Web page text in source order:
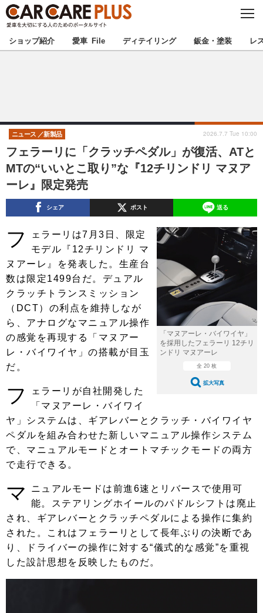
C
S
E
★カーケアプラス認定★ 厳選プロショップを地域から探す
甲信越 北陸
東海 関西
中国
九州 沖縄
注目の記事
ショップレポート 愛車 File
自動車豆知識 ストップ！不具合修理＆粗悪修理
鈑金・塗装
ディテイリング
ディテイリング 洗車
ヘッドライト磨き コーティング
フィルム・ラッピング
鈑金・塗装
小キズ直し 防錆
特集記事
ストップ 不具合修理＆粗悪修理
カーメーカー「旧車」関連プロジェ
クト
ショップ紹介
プロショップ検索
レストア
カーメーカー「旧車」関連プロジ
ェクト
コラム
イベント
イベント告知 イベントレポート
ショップ紹介 愛車 File ディテイリング 鈑金・塗装 レ
フェラーリに「クラッチペダル」が復活、ATと
MTの“いいとこ取り”な『12チリンドリ マヌア
ーレ』限定発売
ニュース 新製品 2026.7.7 Tue 10:00
シェア ポスト 送る
「マヌアーレ・バイワイヤ」
を採用したフェラーリ 12チリ
ンドリ マヌアーレ
全 20 枚
拡大写真
フ
ェラーリは7月3日、限定
モデル『12チリンドリ マ
ヌアーレ』を発表した。生産台
数は限定1499台だ。デュアル
クラッチトランスミッション
（DCT）の利点を維持しなが
ら、アナログなマニュアル操作
の感覚を再現する「マヌアー
レ・バイワイヤ」の搭載が目玉
だ。
フ
ェラーリが自社開発した
「マヌアーレ・バイワイ
ヤ」システムは、ギアレバーとクラッチ・バイワイヤ
ペダルを組み合わせた新しいマニュアル操作システム
で、マニュアルモードとオートマチックモードの両方
で走行できる。
マ
ニュアルモードは前進6速とリバースで使用可
能。ステアリングホイールのパドルシフトは廃止
され、ギアレバーとクラッチペダルによる操作に集約
された。これはフェラーリとして長年ぶりの決断であ
り、ドライバーの操作に対する“儀式的な感覚”を重視
した設計思想を反映したものだ。